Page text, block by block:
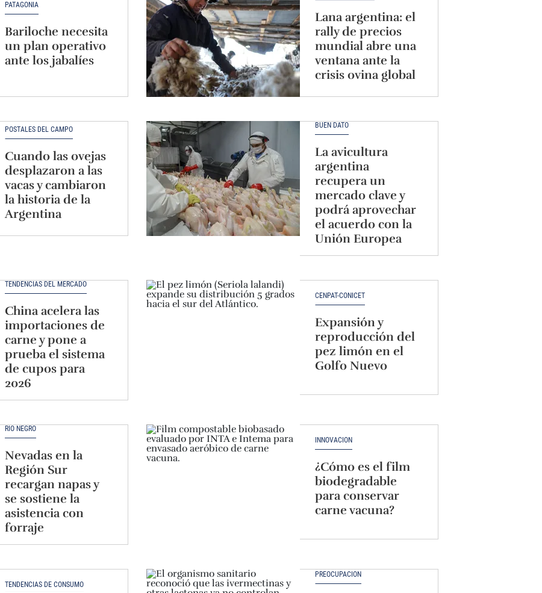
PATAGONIA
Bariloche necesita
un plan operativo
ante los jabalíes
Lana argentina: el
rally de precios
mundial abre una
ventana ante la
crisis ovina global
POSTALES DEL CAMPO
Cuando las ovejas
desplazaron a las
vacas y cambiaron
la historia de la
Argentina
BUEN DATO
La avicultura
argentina
recupera un
mercado clave y
podrá aprovechar
el acuerdo con la
Unión Europea
TENDENCIAS DEL MERCADO
China acelera las
importaciones de
carne y pone a
prueba el sistema
de cupos para
2026
CENPAT-CONICET
Expansión y
reproducción del
pez limón en el
Golfo Nuevo
RÍO NEGRO
Nevadas en la
Región Sur
recargan napas y
se sostiene la
asistencia con
forraje
INNOVACIÓN
¿Cómo es el film
biodegradable
para conservar
carne vacuna?
TENDENCIAS DE CONSUMO
PREOCUPACIÓN